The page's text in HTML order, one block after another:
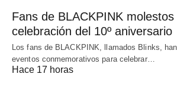
Fans de BLACKPINK
celebración del 10º aniversario
Los fans de BLACKPINK, llamados Blinks,
eventos conmemorativos para celebrar…
Hace 17 horas